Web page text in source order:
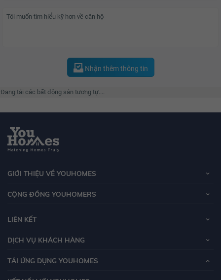
Nhận thêm thông tin
tải các bất động sản tương tự....
GIỚI THIỆU VỀ YOUHOMES
CỘNG ĐỒNG YOUHOMERS
LIÊN KẾT
DỊCH VỤ KHÁCH HÀNG
TẢI ỨNG DỤNG YOUHOMES